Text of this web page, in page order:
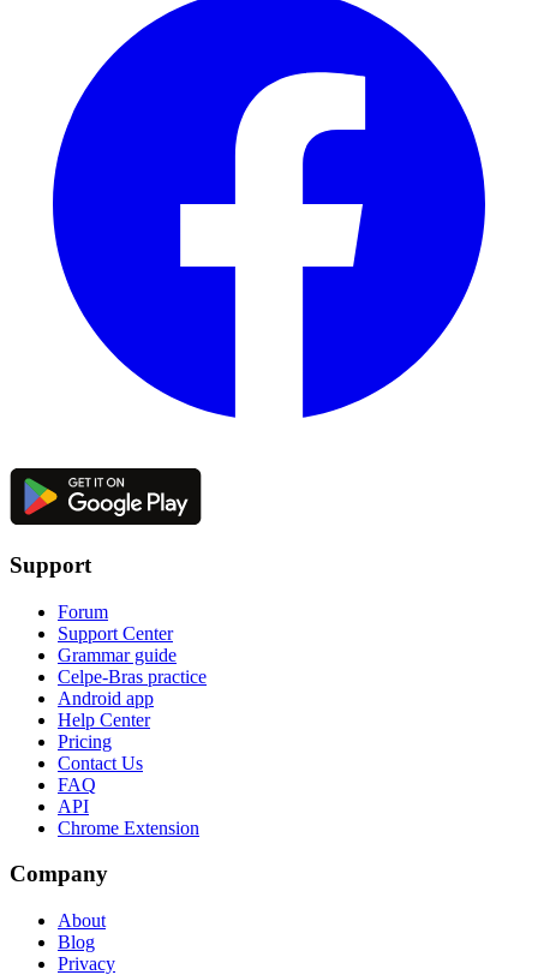
Support
Forum
Support Center
Grammar guide
Celpe-Bras practice
Android app
Help Center
Pricing
Contact Us
FAQ
API
Chrome Extension
Company
About
Blog
Privacy